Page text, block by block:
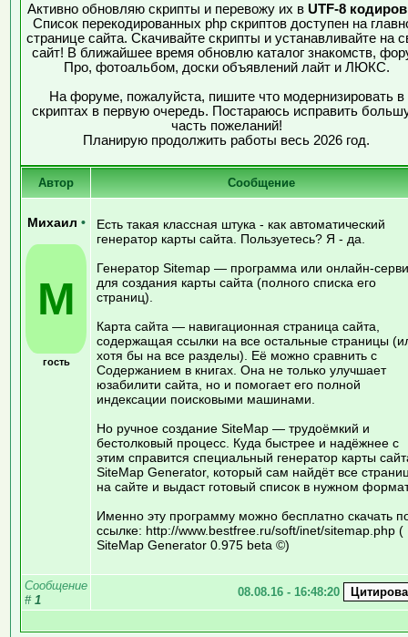
Активно обновляю скрипты и перевожу их в UTF-8
Список перекодированных php скриптов доступен на
странице сайта. Скачивайте скрипты и устанавливайте на
сайт! В ближайшее время обновлю каталог знакомств,
Про, фотоальбом, доски объявлений лайт и ЛЮКС.
На форуме, пожалуйста, пишите что модернизировать в
скриптах в первую очередь. Постараюсь исправить
часть пожеланий!
Планирую продолжить работы весь 2026 год.
Автор Сообщение
Михаил •
М
гость
Есть такая классная штука - как автоматический
генератор карты сайта. Пользуетесь? Я - да.
Генератор Sitemap — программа или онлайн-
для создания карты сайта (полного списка его
страниц).
Карта сайта — навигационная страница сайта,
содержащая ссылки на все остальные страницы
хотя бы на все разделы). Её можно сравнить с
Содержанием в книгах. Она не только улучшает
юзабилити сайта, но и помогает его полной
индексации поисковыми машинами.
Но ручное создание SiteMap — трудоёмкий и
бестолковый процесс. Куда быстрее и надёжнее с
этим справится специальный генератор карты
SiteMap Generator, который сам найдёт все
на сайте и выдаст готовый список в нужном
Именно эту программу можно бесплатно скачать
ссылке: http://www.bestfree.ru/soft/inet/sitemap.php (
SiteMap Generator 0.975 beta ©)
Сообщение
# 1
08.08.16 - 16:48:20